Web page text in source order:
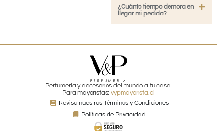
¿Cuánto tiempo demora en
llegar mi pedido?
Perfumería y accesorios del mundo a tu casa.
Para mayoristas: vypmayorista.cl
Revisa nuestros Términos y Condiciones
Políticas de Privacidad